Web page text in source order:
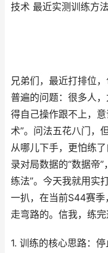
技术 最近实测训练方
兄弟们，最近打排位
普遍的问题：很多人
得自己操作跟不上，
术”。问法五花八门
从哪儿下手，更怕练
录对局数据的“数据帝
练法”。今天我就用实
一扒，在当前S44赛
走弯路的。信我，练
1. 训练的核心思路：